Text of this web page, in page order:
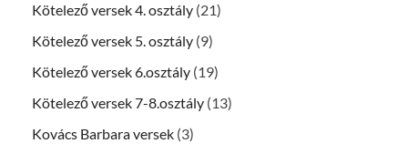
Kötelező versek 4. osztály (21)
Kötelező versek 5. osztály (9)
Kötelező versek 6.osztály (19)
Kötelező versek 7-8.osztály (13)
Kovács Barbara versek (3)